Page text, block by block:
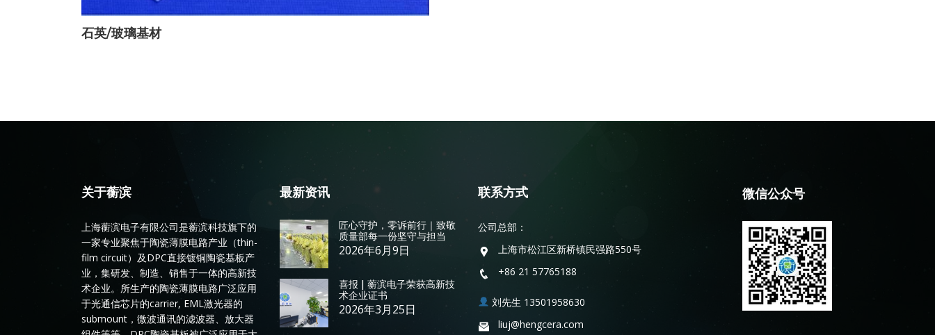
石英/玻璃基材
关于蘅滨
上海蘅滨电子有限公司是蘅滨科技旗下的
一家专业聚焦于陶瓷薄膜电路产业（thin-
film circuit）及DPC直接镀铜陶瓷基板产
业，集研发、制造、销售于一体的高新技
术企业。所生产的陶瓷薄膜电路广泛应用
于光通信芯片的carrier, EML激光器的
submount，微波通讯的滤波器、放大器
最新资讯
匠心守护，零诉前行｜致敬
质量部每一份坚守与担当
2026年6月9日
喜报 | 蘅滨电子荣获高新技
术企业证书
2026年3月25日
联系方式
公司总部：
上海市松江区新桥镇民强路550号
+86 21 57765188
刘先生 13501958630
liuj@hengcera.com
微信公众号